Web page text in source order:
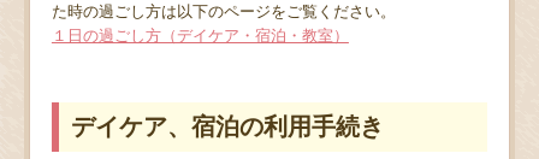
た時の過ごし方は以下のページをご覧ください。
１日の過ごし方（デイケア・宿泊・教室）
デイケア、宿泊の利用手続き